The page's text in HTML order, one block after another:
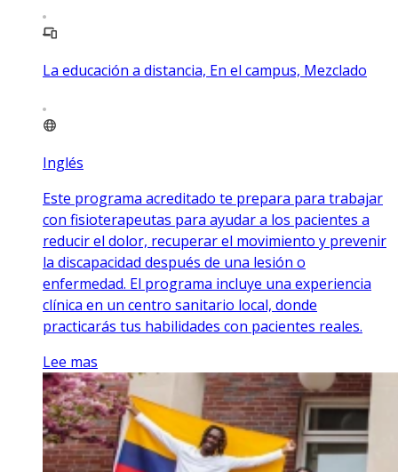
La educación a distancia, En el campus, Mezclado
Inglés
Este programa acreditado te prepara para trabajar
con fisioterapeutas para ayudar a los pacientes a
reducir el dolor, recuperar el movimiento y prevenir
la discapacidad después de una lesión o
enfermedad. El programa incluye una experiencia
clínica en un centro sanitario local, donde
practicarás tus habilidades con pacientes reales.
Lee mas